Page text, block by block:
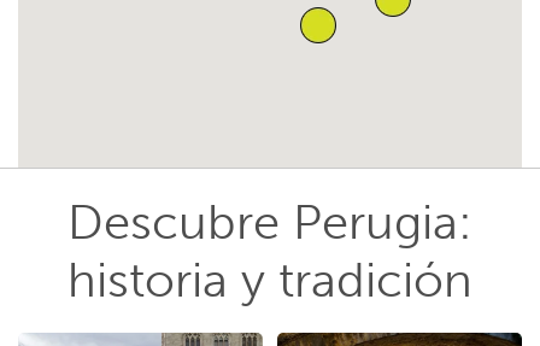
Descubre Perugia:
historia y tradición